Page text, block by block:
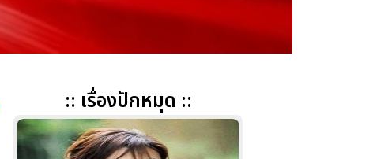
:: เรื่องปักหมุด ::